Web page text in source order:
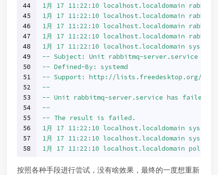
44
45
46
47
48
49
50
51
52
53
54
55
56
57
58
1月 17 11:22:10 localhost.localdomain
1月 17 11:22:10 localhost.localdomain
1月 17 11:22:10 localhost.localdomain
1月 17 11:22:10 localhost.localdomain
1月 17 11:22:10 localhost.localdomain
-- Subject: Unit rabbitmq-server.service
-- Defined-By: systemd
-- Support: http://lists.freedesktop.org/
--
-- Unit rabbitmq-server.service has failed.
--
-- The result is failed.
1月 17 11:22:10 localhost.localdomain
1月 17 11:22:10 localhost.localdomain
1月 17 11:22:10 localhost.localdomain
按照各种手段进行尝试，没有啥效果，最终的一度想重新